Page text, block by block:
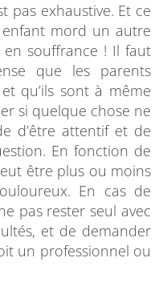
pas exhaustive. Et ce
enfant mord un autre
en souffrance ! Il faut
que les parents
qu’ils sont à même
si quelque chose ne
d’être attentif et de
En fonction de
être plus ou moins
En cas de
pas rester seul avec
et de demander
un professionnel ou